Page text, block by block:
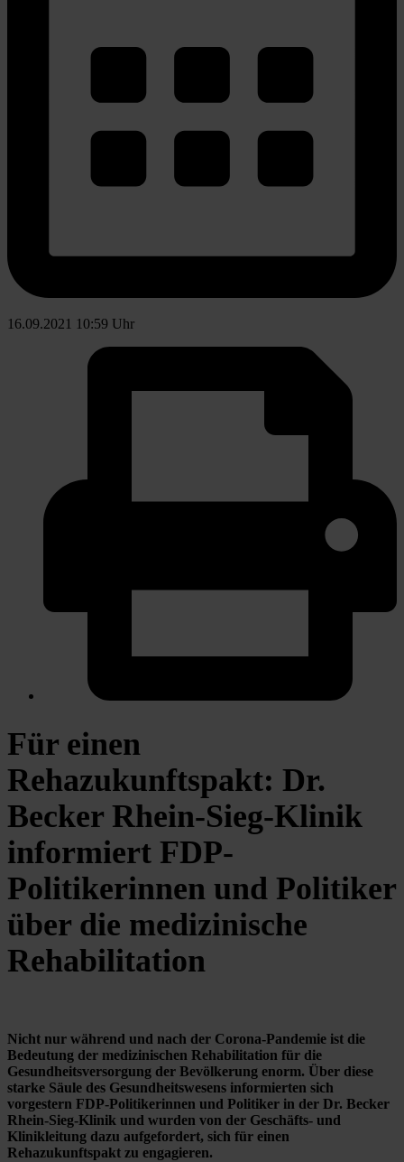
16.09.2021 10:59 Uhr
Für einen
Rehazukunftspakt: Dr.
Becker Rhein-Sieg-Klinik
informiert FDP-
Politikerinnen und Politiker
über die medizinische
Rehabilitation
Nicht nur während und nach der Corona-Pandemie ist die
Bedeutung der medizinischen Rehabilitation für die
Gesundheitsversorgung der Bevölkerung enorm. Über diese
starke Säule des Gesundheitswesens informierten sich
vorgestern FDP-Politikerinnen und Politiker in der Dr. Becker
Rhein-Sieg-Klinik und wurden von der Geschäfts- und
Klinikleitung dazu aufgefordert, sich für einen
Rehazukunftspakt zu engagieren.